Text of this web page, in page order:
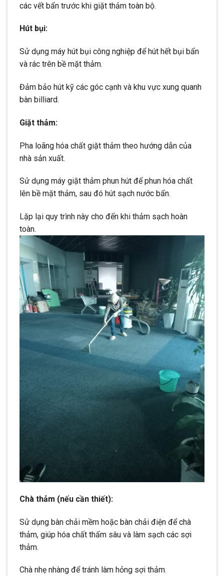
các vết bẩn trước khi giặt thảm toàn bộ.
Hút bụi:
Sử dụng máy hút bụi công nghiệp để hút hết bụi bẩn
và rác trên bề mặt thảm.
Đảm bảo hút kỹ các góc cạnh và khu vực xung quanh
bàn billiard.
Giặt thảm:
Pha loãng hóa chất giặt thảm theo hướng dẫn của
nhà sản xuất.
Sử dụng máy giặt thảm phun hút để phun hóa chất
lên bề mặt thảm, sau đó hút sạch nước bẩn.
Lặp lại quy trình này cho đến khi thảm sạch hoàn
toàn.
Chà thảm (nếu cần thiết):
Sử dụng bàn chải mềm hoặc bàn chải điện để chà
thảm, giúp hóa chất thấm sâu và làm sạch các sợi
thảm.
Chà nhẹ nhàng để tránh làm hỏng sợi thảm.